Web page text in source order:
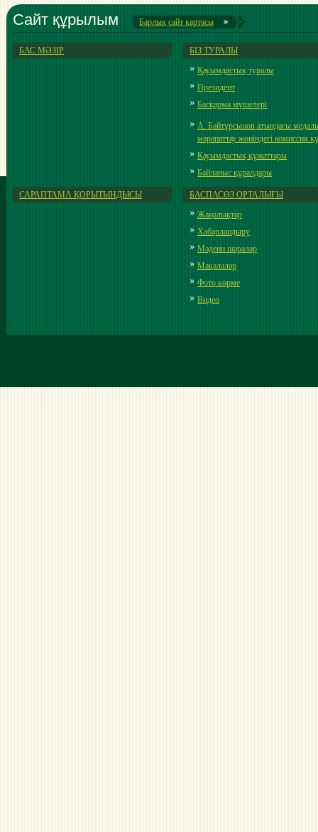
Сайт құрылым Барлық cайт картасы
БАС МӘЗІР
БІЗ ТУРАЛЫ
Қауымдастық туралы
Президент
Басқарма мүшелері
А. Байтұрсынов атындағы
марапаттау жөніндегі комиссия
Қауымдастық құжаттары
Байланыс құралдары
САРАПТАМА ҚОРЫТЫНДЫСЫ
БАСПАСӨЗ ОРТАЛЫҒЫ
Жаңалықтар
Хабарландыру
Мәдени шаралар
Мақалалар
Фото көрме
Видео